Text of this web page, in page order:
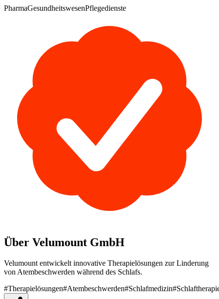
PharmaGesundheitswesenPflegedienste
Über Velumount GmbH
Velumount entwickelt innovative Therapielösungen zur Linderung
von Atembeschwerden während des Schlafs.
#Therapielösungen#Atembeschwerden#Schlafmedizin